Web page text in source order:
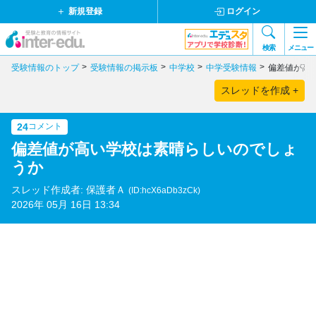
新規登録 ログイン
検索 メニュー
受験情報のトップ 受験情報の掲示板 中学校 中学受験情報 偏差値が高
スレッドを作成 +
24コメント
偏差値が高い学校は素晴らしいのでしょ
うか
スレッド作成者: 保護者Ａ (ID:hcX6aDb3zCk)
2026年 05月 16日 13:34